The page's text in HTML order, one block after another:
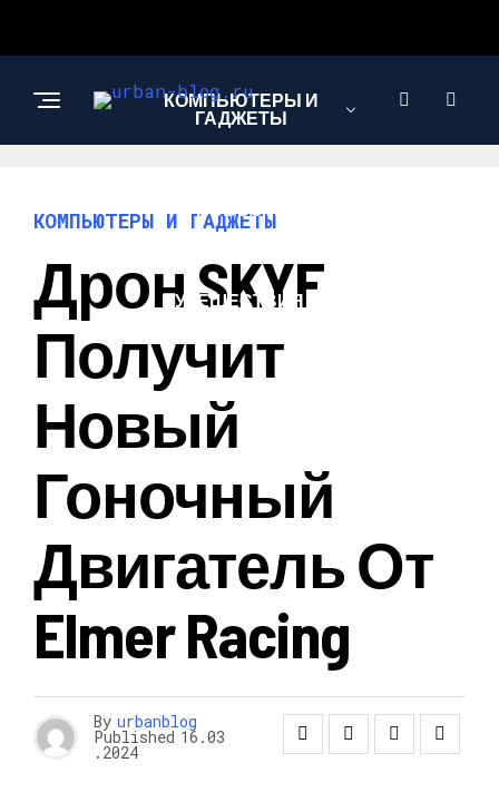
КОМПЬЮТЕРЫ И
ГАДЖЕТЫ
НОВОСТИ
ПУТЕШЕСТВИЯ И
КОМПЬЮТЕРЫ И ГАДЖЕТЫ
Дрон SKYF
Получит
Новый
Гоночный
Двигатель От
Elmer Racing
By urbanblog
Published 16.03
.2024